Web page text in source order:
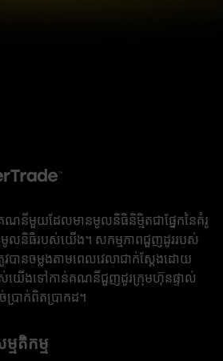
ណនីមួយដែលមានមូលនិធិនិម្មិតជាផ្នែកនៃគំរូ
លនិធិរបស់យើង។ សកម្មភាពជួញដូររបស់
ានចម្លងតាមពេលវេលាជាក់ស្តែងដោយ
ស់យើងទៅកាន់គណនីជួញដូរក្រុមហ៊ុនផ្ទាល់
រាក់ពិតប្រាកដ។
មតិកម្ម